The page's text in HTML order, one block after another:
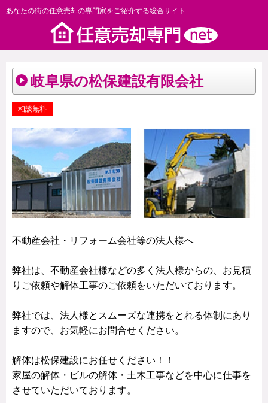
あなたの街の任意売却の専門家をご紹介する総合サイト
岐阜県の松保建設有限会社
相談無料
不動産会社・リフォーム会社等の法人様へ
弊社は、不動産会社様などの多く法人様からの、お見積
りご依頼や解体工事のご依頼をいただいております。
弊社では、法人様とスムーズな連携をとれる体制にあり
ますので、お気軽にお問合せください。
解体は松保建設にお任せください！！
家屋の解体・ビルの解体・土木工事などを中心に仕事を
させていただいております。